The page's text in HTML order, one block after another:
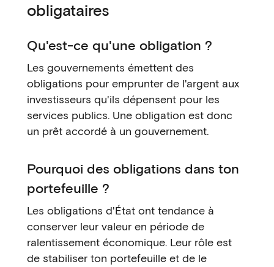
obligataires
Qu'est-ce qu'une obligation ?
Les gouvernements émettent des
obligations pour emprunter de l'argent aux
investisseurs qu'ils dépensent pour les
services publics. Une obligation est donc
un prêt accordé à un gouvernement.
Pourquoi des obligations dans ton
portefeuille ?
Les obligations d'État ont tendance à
conserver leur valeur en période de
ralentissement économique. Leur rôle est
de stabiliser ton portefeuille et de le